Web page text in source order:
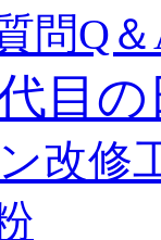
問Q
目
改修